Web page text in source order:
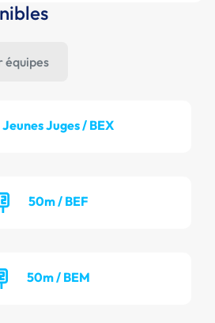
équipes
Jeunes Juges / BEX
50m / BEF
50m / BEM